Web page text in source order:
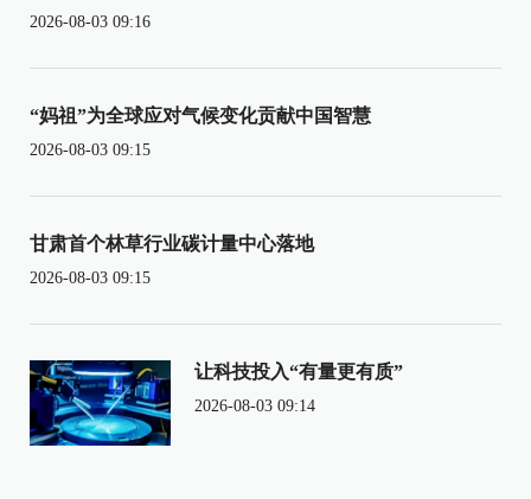
2026-08-03 09:16
“妈祖”为全球应对气候变化贡献中国智慧
2026-08-03 09:15
甘肃首个林草行业碳计量中心落地
2026-08-03 09:15
让科技投入“有量更有质”
2026-08-03 09:14